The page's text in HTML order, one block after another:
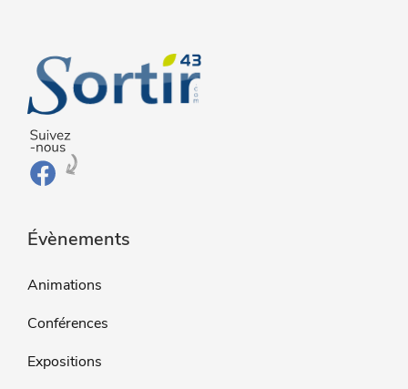
Évènements
Animations
Conférences
Expositions